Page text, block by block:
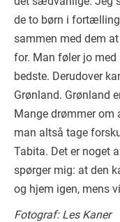
de to børn i
sammen med dem
for. Man føler jo
bedste. Derudover
Grønland. Grønland
Mange drømmer om
man altså tage
Tabita. Det er noget
spørger mig: at den
og hjem igen, mens
Fotograf: Les Kaner